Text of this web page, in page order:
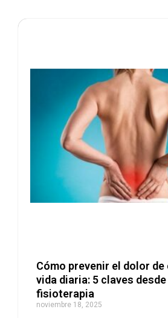
Cómo prevenir el dolor de
vida diaria: 5 claves
fisioterapia
noviembre 18, 2025